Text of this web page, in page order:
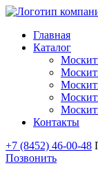
Главная
Каталог
Контакты
+7 (8452) 46-00-48
Позвонить